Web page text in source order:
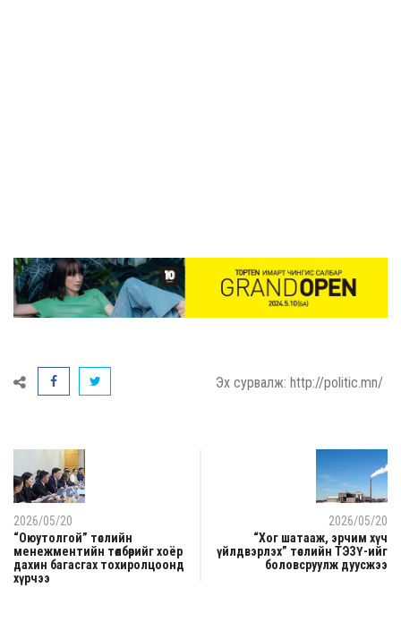
Эх сурвалж: http://politic.mn/
2026/05/20
“Оюутолгой” төслийн
менежментийн төлбөрийг хоёр
дахин багасгах тохиролцоонд
хүрчээ
2026/05/20
“Хог шатааж, эрчим хүч
үйлдвэрлэх” төслийн ТЭЗҮ-ийг
боловсруулж дуусжээ